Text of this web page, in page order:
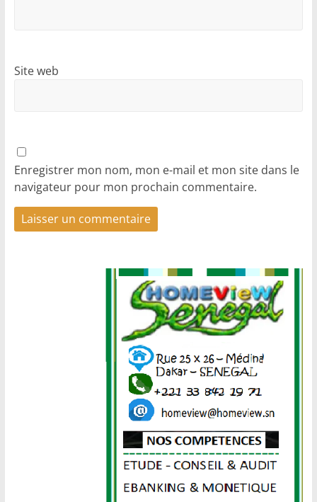
Site web
Enregistrer mon nom, mon e-mail et mon site dans le
navigateur pour mon prochain commentaire.